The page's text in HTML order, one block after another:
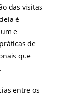
das visitas
é
e
de
que
entre os